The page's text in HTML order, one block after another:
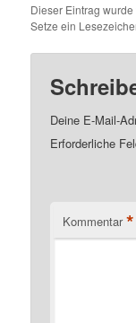
Dieser Eintrag
Setze ein
Deine E-Mail-
Erforderliche
Kommentar *